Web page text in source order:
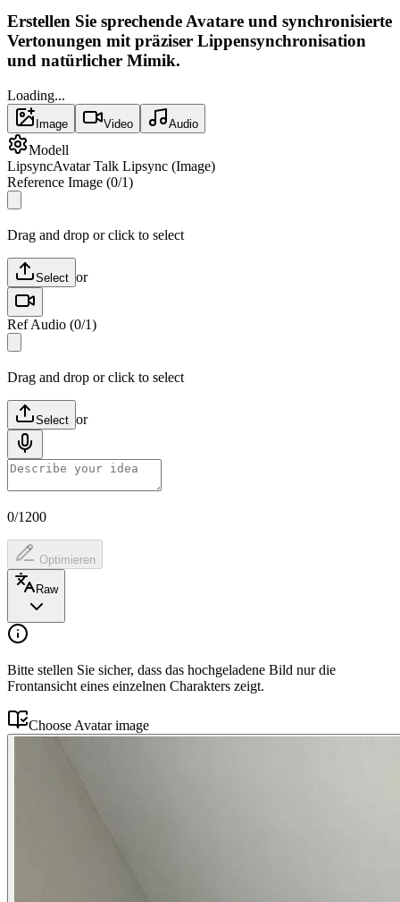
Erstellen Sie sprechende Avatare und synchronisierte
Vertonungen mit präziser Lippensynchronisation
und natürlicher Mimik.
Loading...
Image Video Audio
Modell
LipsyncAvatar Talk Lipsync (Image)
Reference Image (0/1)
Drag and drop or click to select
Select or
Ref Audio (0/1)
Drag and drop or click to select
Select or
0/1200
Optimieren
Raw
Bitte stellen Sie sicher, dass das hochgeladene Bild nur die
Frontansicht eines einzelnen Charakters zeigt.
Choose Avatar image